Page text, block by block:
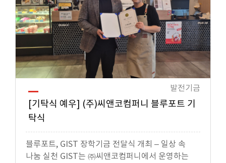
[기탁식 예우] (주)씨앤코컴퍼니 블루포트 기
탁식
블루포트, GIST 장학기금 전달식 개최 – 일상 속
나눔 실천 GIST는 ㈜씨앤코컴퍼니에서 운영하는
발전기금